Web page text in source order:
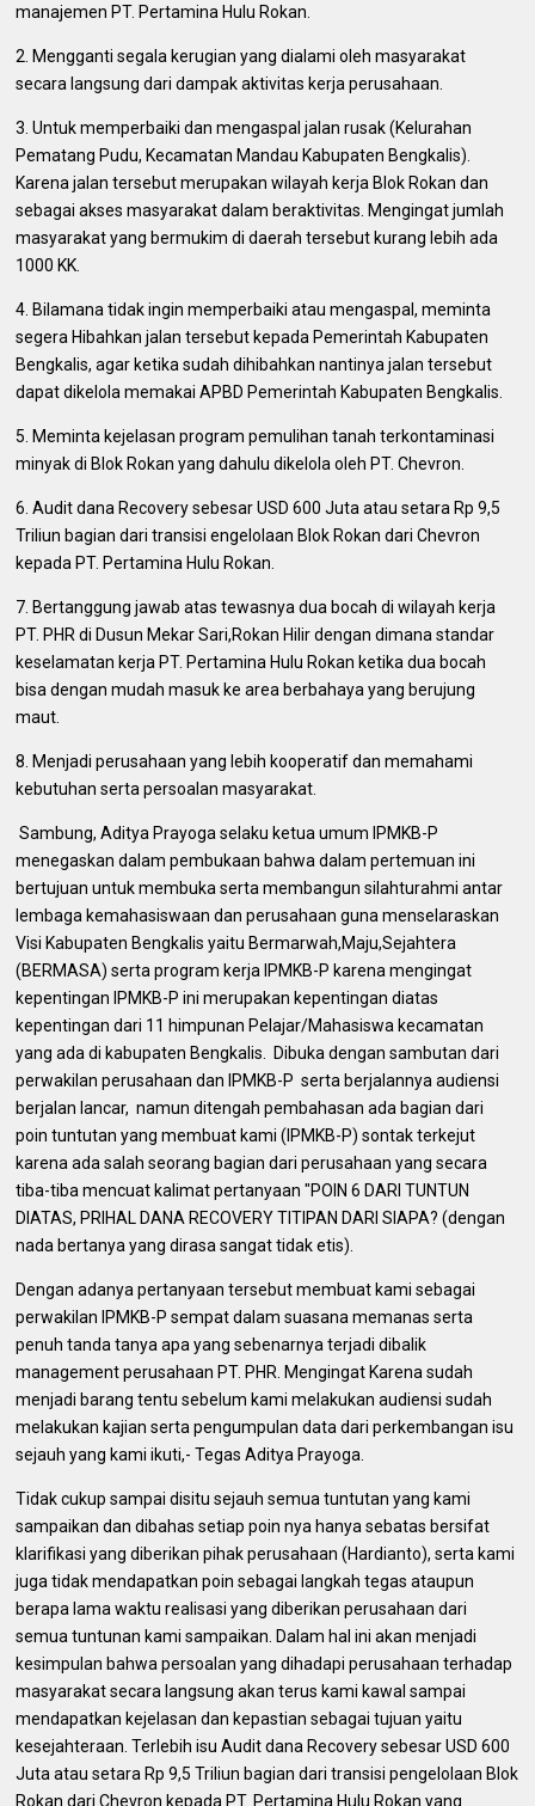
manajemen PT. Pertamina Hulu Rokan.
2. Mengganti segala kerugian yang dialami oleh masyarakat
secara langsung dari dampak aktivitas kerja perusahaan.
3. Untuk memperbaiki dan mengaspal jalan rusak (Kelurahan
Pematang Pudu, Kecamatan Mandau Kabupaten Bengkalis).
Karena jalan tersebut merupakan wilayah kerja Blok Rokan dan
sebagai akses masyarakat dalam beraktivitas. Mengingat jumlah
masyarakat yang bermukim di daerah tersebut kurang lebih ada
1000 KK.
4. Bilamana tidak ingin memperbaiki atau mengaspal, meminta
segera Hibahkan jalan tersebut kepada Pemerintah Kabupaten
Bengkalis, agar ketika sudah dihibahkan nantinya jalan tersebut
dapat dikelola memakai APBD Pemerintah Kabupaten Bengkalis.
5. Meminta kejelasan program pemulihan tanah terkontaminasi
minyak di Blok Rokan yang dahulu dikelola oleh PT. Chevron.
6. Audit dana Recovery sebesar USD 600 Juta atau setara Rp 9,5
Triliun bagian dari transisi engelolaan Blok Rokan dari Chevron
kepada PT. Pertamina Hulu Rokan.
7. Bertanggung jawab atas tewasnya dua bocah di wilayah kerja
PT. PHR di Dusun Mekar Sari,Rokan Hilir dengan dimana standar
keselamatan kerja PT. Pertamina Hulu Rokan ketika dua bocah
bisa dengan mudah masuk ke area berbahaya yang berujung
maut.
8. Menjadi perusahaan yang lebih kooperatif dan memahami
kebutuhan serta persoalan masyarakat.
‎ Sambung, Aditya Prayoga selaku ketua umum IPMKB-P
menegaskan dalam pembukaan bahwa dalam pertemuan ini
bertujuan untuk membuka serta membangun silahturahmi antar
lembaga kemahasiswaan dan perusahaan guna menselaraskan
Visi Kabupaten Bengkalis yaitu Bermarwah,Maju,Sejahtera
(BERMASA) serta program kerja IPMKB-P karena mengingat
kepentingan IPMKB-P ini merupakan kepentingan diatas
kepentingan dari 11 himpunan Pelajar/Mahasiswa kecamatan
yang ada di kabupaten Bengkalis. Dibuka dengan sambutan dari
perwakilan perusahaan dan IPMKB-P serta berjalannya audiensi
berjalan lancar, namun ditengah pembahasan ada bagian dari
poin tuntutan yang membuat kami (IPMKB-P) sontak terkejut
karena ada salah seorang bagian dari perusahaan yang secara
tiba-tiba mencuat kalimat pertanyaan "POIN 6 DARI TUNTUN
DIATAS, PRIHAL DANA RECOVERY TITIPAN DARI SIAPA? (dengan
nada bertanya yang dirasa sangat tidak etis).
‎Dengan adanya pertanyaan tersebut membuat kami sebagai
perwakilan IPMKB-P sempat dalam suasana memanas serta
penuh tanda tanya apa yang sebenarnya terjadi dibalik
management perusahaan PT. PHR. Mengingat Karena sudah
menjadi barang tentu sebelum kami melakukan audiensi sudah
melakukan kajian serta pengumpulan data dari perkembangan isu
sejauh yang kami ikuti,- Tegas Aditya Prayoga.
‎Tidak cukup sampai disitu sejauh semua tuntutan yang kami
sampaikan dan dibahas setiap poin nya hanya sebatas bersifat
klarifikasi yang diberikan pihak perusahaan (Hardianto), serta kami
juga tidak mendapatkan poin sebagai langkah tegas ataupun
berapa lama waktu realisasi yang diberikan perusahaan dari
semua tuntunan kami sampaikan. Dalam hal ini akan menjadi
kesimpulan bahwa persoalan yang dihadapi perusahaan terhadap
masyarakat secara langsung akan terus kami kawal sampai
mendapatkan kejelasan dan kepastian sebagai tujuan yaitu
kesejahteraan. Terlebih isu Audit dana Recovery sebesar USD 600
Juta atau setara Rp 9,5 Triliun bagian dari transisi pengelolaan Blok
Rokan dari Chevron kepada PT. Pertamina Hulu Rokan yang